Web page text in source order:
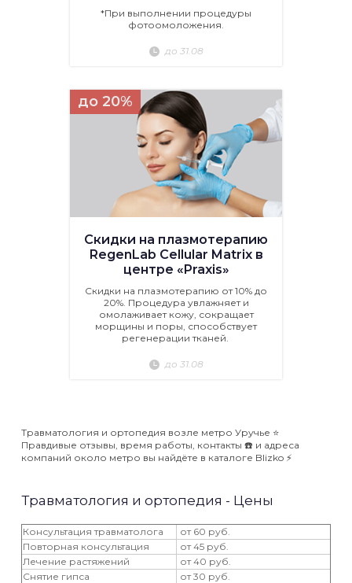
*При выполнении процедуры
фотоомоложения.
до 31.08
до 20%
Скидки на плазмотерапию
RegenLab Cellular Matrix в
центре «Praxis»
Скидки на плазмотерапию от 10% до
20%. Процедура увлажняет и
омолаживает кожу, сокращает
морщины и поры, способствует
регенерации тканей.
до 31.08
Травматология и ортопедия возле метро Уручье ⭐️
Правдивые отзывы, время работы, контакты ☎️ и адреса
компаний около метро вы найдёте в каталоге Blizko ⚡️
Травматология и ортопедия - Цены
Консультация травматолога
от 60 руб.
Повторная консультация
от 45 руб.
Лечение растяжений
от 40 руб.
Снятие гипса
от 30 руб.